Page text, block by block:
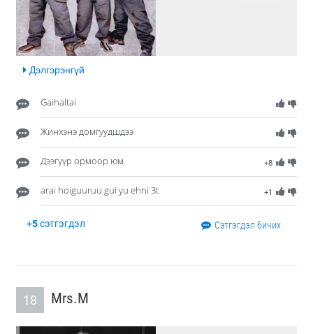
Дэлгэрэнгүй
Gaihaltai
Жинхэнэ домгуудшдээ
+8
Дээгүүр ормоор юм
+1
arai hoiguuruu gui yu ehni 3t
+5сэтгэгдэл Сэтгэгдэл бичих
18 Mrs.M